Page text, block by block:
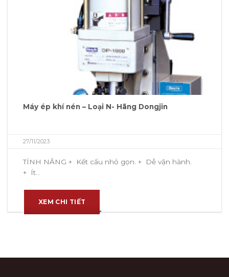
Máy ép khí nén – Loại N- Hãng Dongjin
27/11/2023
TÍNH NĂNG + Kết cấu nhỏ gọn. + Dễ vận hành.
+ Ít...
XEM CHI TIẾT